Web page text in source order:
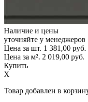
Наличие и цены
уточняйте у менеджеров
Цена за шт. 1 381,00 руб.
Цена за м². 2 019,00 руб.
Купить
X
Товар добавлен в